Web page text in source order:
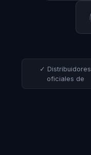
✓ Distribuidores
oficiales de